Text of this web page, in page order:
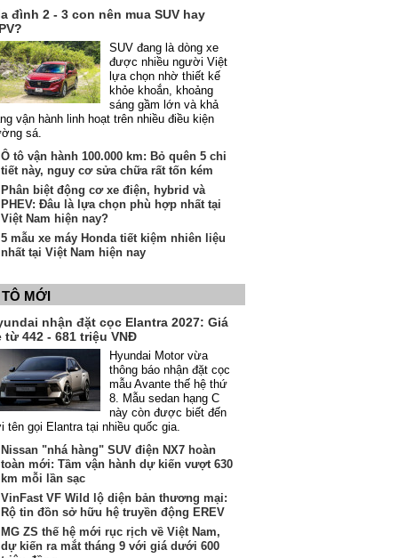
đình 2 - 3 con nên mua SUV hay
SUV đang là dòng xe
được nhiều người Việt
lựa chọn nhờ thiết kế
khỏe khoắn, khoảng
sáng gầm lớn và khả
vận hành linh hoạt trên nhiều điều kiện
sá.
Ô tô vận hành 100.000 km: Bỏ quên 5 chi
tiết này, nguy cơ sửa chữa rất tốn kém
Phân biệt động cơ xe điện, hybrid và
PHEV: Đâu là lựa chọn phù hợp nhất tại
Việt Nam hiện nay?
5 mẫu xe máy Honda tiết kiệm nhiên liệu
nhất tại Việt Nam hiện nay
MỚI
nhận đặt cọc Elantra 2027: Giá
từ 442 - 681 triệu VNĐ
Hyundai Motor vừa
thông báo nhận đặt cọc
mẫu Avante thế hệ thứ
8. Mẫu sedan hạng C
này còn được biết đến
tên gọi Elantra tại nhiều quốc gia.
Nissan "nhá hàng" SUV điện NX7 hoàn
toàn mới: Tầm vận hành dự kiến vượt 630
km mỗi lần sạc
VinFast VF Wild lộ diện bản thương mại:
Rộ tin đồn sở hữu hệ truyền động EREV
MG ZS thế hệ mới rục rịch về Việt Nam,
dự kiến ra mắt tháng 9 với giá dưới 600